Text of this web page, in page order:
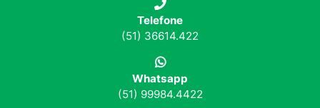
Telefone
(51) 36614.422
Whatsapp
(51) 99984.4422